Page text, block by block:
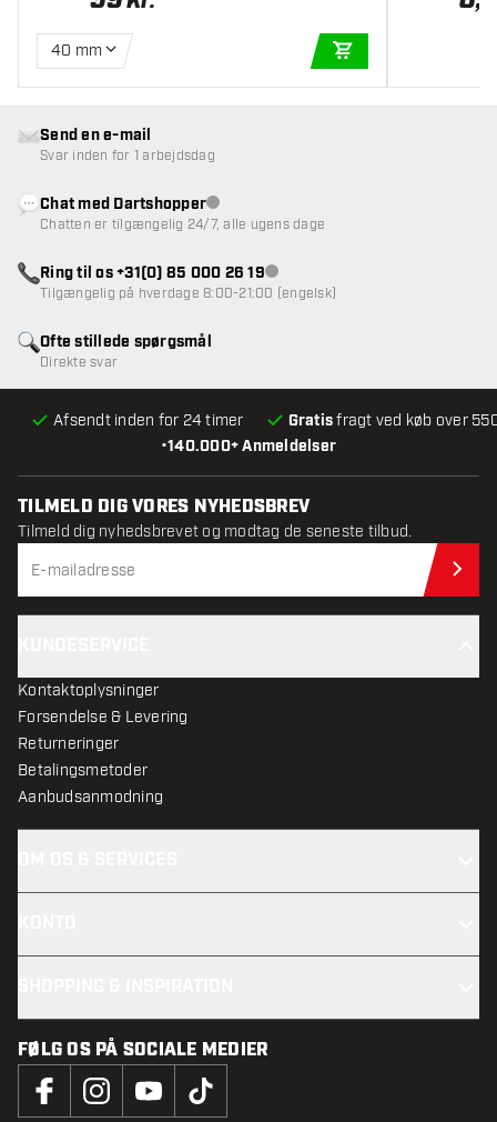
40 mm
•140.000+ Anmeldelser
Afsendt inden for 24 timer Gratisfragt ved køb over
Ofte stillede spørgsmål
Direkte svar
Send en e-mail
Svar inden for 1 arbejdsdag
Chat med DartshopperKundeservice ikke tilgængelig
Chatten er tilgængelig 24/7, alle ugens dage
Ring til os +31(0) 85 000 26 19Kundeservice ikke tilgængelig
Tilgængelig på hverdage 8:00-21:00 (engelsk)
TILMELD DIG VORES NYHEDSBREV
Tilmeld dig nyhedsbrevet og modtag de seneste tilbud.
Kontaktoplysninger
Forsendelse & Levering
Returneringer
Betalingsmetoder
Aanbudsanmodning
FØLG OS PÅ SOCIALE MEDIER